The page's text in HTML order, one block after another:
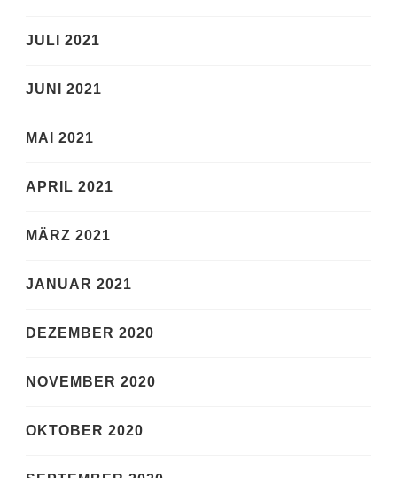
JULI 2021
JUNI 2021
MAI 2021
APRIL 2021
MÄRZ 2021
JANUAR 2021
DEZEMBER 2020
NOVEMBER 2020
OKTOBER 2020